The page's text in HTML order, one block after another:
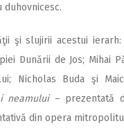
şi slujirii acestui
Dunării de Jos; Mihai
Nicholas Buda şi
neamului– prezentată
din opera